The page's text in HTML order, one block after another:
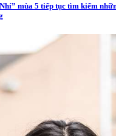
mùa 5 tiếp tục tìm kiếm